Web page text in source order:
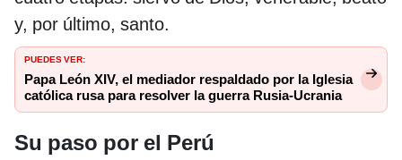
y, por último, santo.
PUEDES VER:
Papa León XIV, el mediador respaldado por la Iglesia
católica rusa para resolver la guerra Rusia-Ucrania
Su paso por el Perú